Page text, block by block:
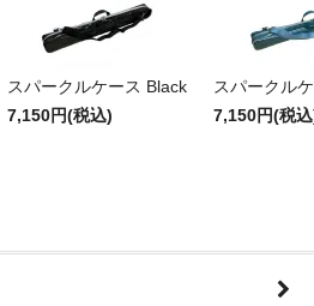
スパークルケース Black
7,150円(税込)
スパークル
7,150円(税